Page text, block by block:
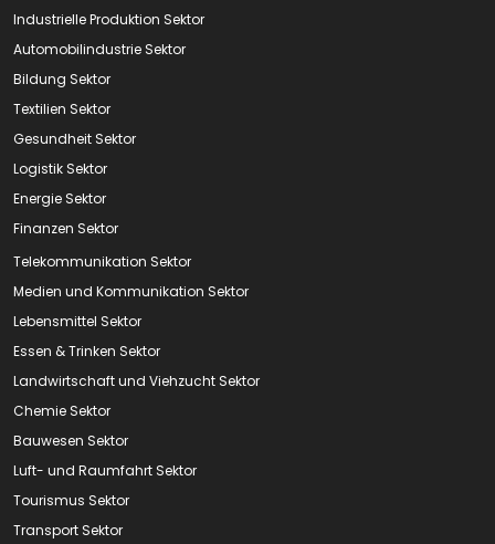
Industrielle Produktion Sektor
Automobilindustrie Sektor
Bildung Sektor
Textilien Sektor
Gesundheit Sektor
Logistik Sektor
Energie Sektor
Finanzen Sektor
Telekommunikation Sektor
Medien und Kommunikation Sektor
Lebensmittel Sektor
Essen & Trinken Sektor
Landwirtschaft und Viehzucht Sektor
Chemie Sektor
Bauwesen Sektor
Luft- und Raumfahrt Sektor
Tourismus Sektor
Transport Sektor